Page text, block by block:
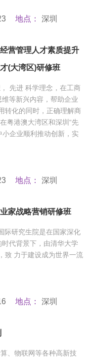
地点： 深圳
营管理人才素质提升
(大湾区)研修班
先进 科学理念，在工商
等新兴内容，帮助企业
转化的同时，正确理解商
粤港澳大湾区和深圳“先
企业顺利推动创新，实
地点： 深圳
家战略营销研修班
际研究生院是在国家深化
代背景下，由清华大学
致 力于建设成为世界一流
地点： 深圳
、物联网等各种高新技